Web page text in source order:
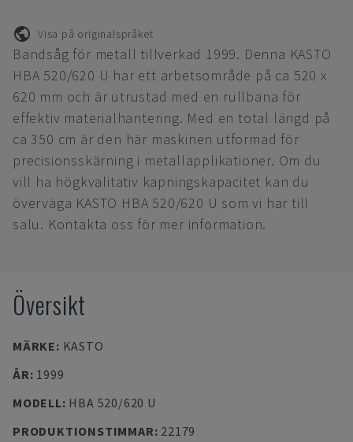
Visa på originalspråket
Bandsåg för metall tillverkad 1999. Denna KASTO
HBA 520/620 U har ett arbetsområde på ca 520 x
620 mm och är utrustad med en rullbana för
effektiv materialhantering. Med en total längd på
ca 350 cm är den här maskinen utformad för
precisionsskärning i metallapplikationer. Om du
vill ha högkvalitativ kapningskapacitet kan du
överväga KASTO HBA 520/620 U som vi har till
salu. Kontakta oss för mer information.
Översikt
MÄRKE: KASTO
ÅR: 1999
MODELL: HBA 520/620 U
PRODUKTIONSTIMMAR: 22179